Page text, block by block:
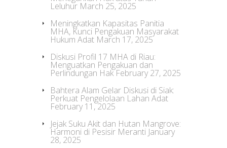
Leluhur March 25, 2025
Meningkatkan Kapasitas Panitia
MHA, Kunci Pengakuan Masyarakat
Hukum Adat March 17, 2025
Diskusi Profil 17 MHA di Riau:
Menguatkan Pengakuan dan
Perlindungan Hak February 27, 2025
Bahtera Alam Gelar Diskusi di Siak:
Perkuat Pengelolaan Lahan Adat
February 11, 2025
Jejak Suku Akit dan Hutan Mangrove:
Harmoni di Pesisir Meranti January
28, 2025